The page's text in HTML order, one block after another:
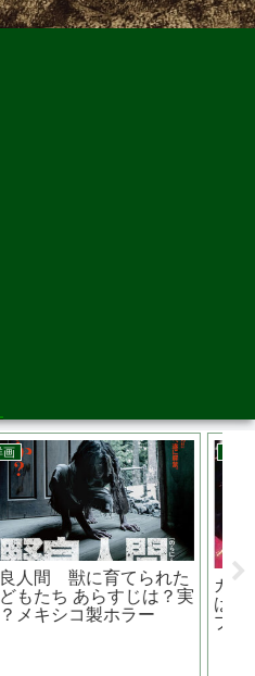
洋画
JOKER ジョーカー
JOKERに感情移入してし
まう哀しいほどの狂気